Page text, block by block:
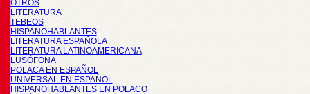
OTROS
LITERATURA
TEBEOS
HISPANOHABLANTES
LITERATURA ESPAÑOLA
LITERATURA LATINOAMERICANA
LUSÓFONA
POLACA EN ESPAÑOL
UNIVERSAL EN ESPAÑOL
HISPANOHABLANTES EN POLACO